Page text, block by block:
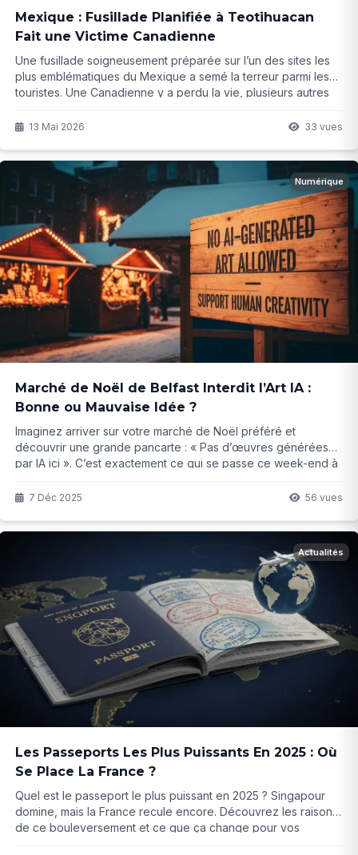
Mexique : Fusillade Planifiée à Teotihuacan
Fait une Victime Canadienne
Une fusillade soigneusement préparée sur l’un des sites les
plus emblématiques du Mexique a semé la terreur parmi les
touristes. Une Canadienne y a perdu la vie, plusieurs autres
quelles conséquences pour le pays ?
13 Mai 2026 33 vues
Numérique
Marché de Noël de Belfast Interdit l’Art IA :
Bonne ou Mauvaise Idée ?
Imaginez arriver sur votre marché de Noël préféré et
découvrir une grande pancarte : « Pas d’œuvres générées
par IA ici ». C’est exactement ce qui se passe ce week-end à
l’art IA… mais jusqu’où cette tendance va-t-elle aller ?
7 Déc 2025 56 vues
Actualités
Les Passeports Les Plus Puissants En 2025 : Où
Se Place La France ?
Quel est le passeport le plus puissant en 2025 ? Singapour
domine, mais la France recule encore. Découvrez les raisons
de ce bouleversement et ce que ça change pour vos